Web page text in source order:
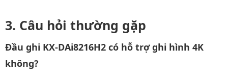
Câu hỏi thường gặp
Đầu ghi KX-DAi8216H2 có hỗ trợ ghi hình 4K
không?